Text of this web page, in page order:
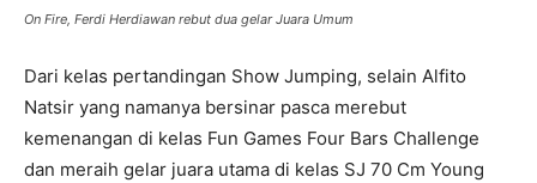
On Fire, Ferdi Herdiawan rebut dua gelar Juara Umum
Dari kelas pertandingan Show Jumping, selain Alfito
Natsir yang namanya bersinar pasca merebut
kemenangan di kelas Fun Games Four Bars Challenge
dan meraih gelar juara utama di kelas SJ 70 Cm Young